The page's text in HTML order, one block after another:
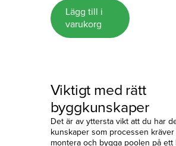
355
000 kr.
239
000 kr.Lägg till i
varukorg
Viktigt med rätt
byggkunskaper
Det är av yttersta vikt att du har
kunskaper som processen
montera och bygga poolen på ett